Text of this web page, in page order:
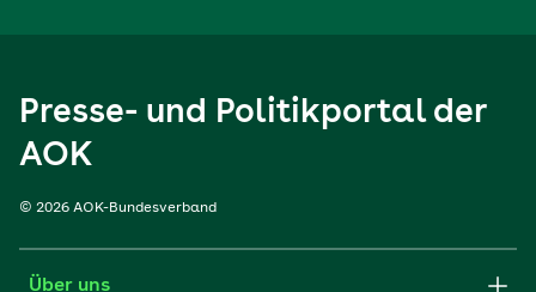
Presse- und Politikportal der
AOK
© 2026 AOK-Bundesverband
Über uns